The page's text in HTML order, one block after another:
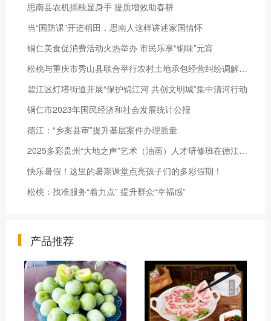
思南县农机插秧显身手 提质增效助春耕
当“国防课”开进稻田，思南人这样讲述家国情怀
铜仁美食促消费活动火热举办 市民乐享“铜味”元宵
松桃与重庆市秀山县联合举行农村土地承包经营纠纷调解仲裁边区协作框架协议签订仪式
碧江区灯塔街道开展“保护锦江河 共创文明城”集中清河行动
铜仁市2023年国民经济和社会发展统计公报
德江：“乡案县审”提升基层案件办理质量
2025多彩贵州“大地之声”艺术（油画）人才研修班在德江开班
快乐暑假！这里的暑期课堂点亮孩子们的多彩假期！
松桃：找准服务“着力点” 提升群众“幸福感”
产品推荐